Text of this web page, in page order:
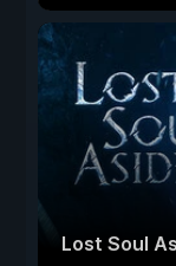
Lost Soul